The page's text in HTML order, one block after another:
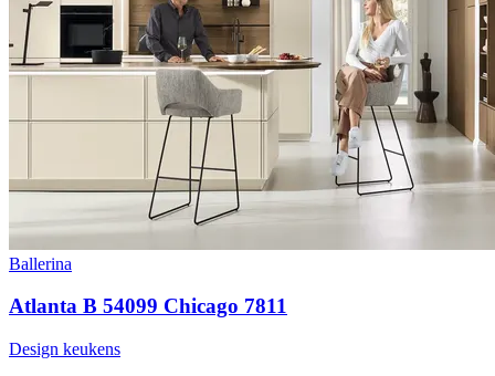
Ballerina
Atlanta B 54099 Chicago 7811
Design keukens